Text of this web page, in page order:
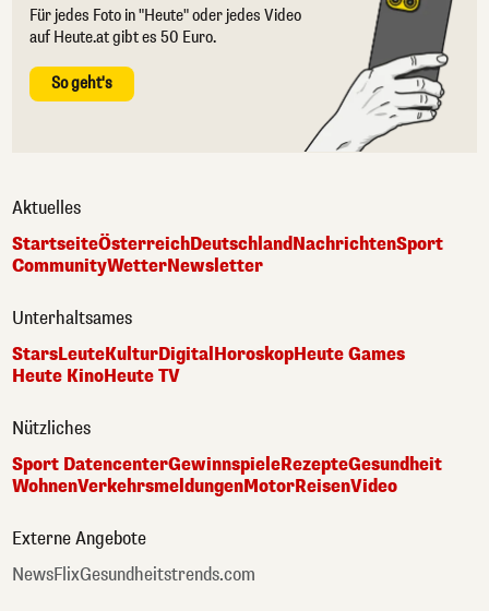
Für jedes Foto in "Heute" oder jedes Video
auf Heute.at gibt es 50 Euro.
So geht's
Aktuelles
StartseiteÖsterreichDeutschlandNachrichtenSport
CommunityWetterNewsletter
Unterhaltsames
StarsLeuteKulturDigital HoroskopHeute Games
Heute KinoHeute TV
Nützliches
Sport DatencenterGewinnspieleRezepteGesundheit
WohnenVerkehrsmeldungenMotorReisenVideo
Externe Angebote
NewsFlixGesundheitstrends.com